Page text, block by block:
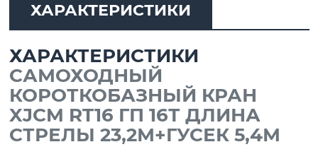
ХАРАКТЕРИСТИКИ
ХАРАКТЕРИСТИКИ
САМОХОДНЫЙ
КОРОТКОБАЗНЫЙ КРАН
XJCM RT16 ГП 16Т ДЛИНА
СТРЕЛЫ 23,2М+ГУСЕК 5,4М